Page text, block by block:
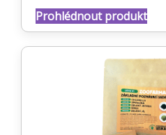
4.48z 5
Prohlédnout produkt